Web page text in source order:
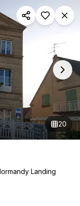
20
Landing